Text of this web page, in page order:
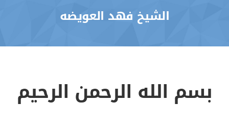
الشيخ فهد العويضه
بسم الله الرحمن الرحيم